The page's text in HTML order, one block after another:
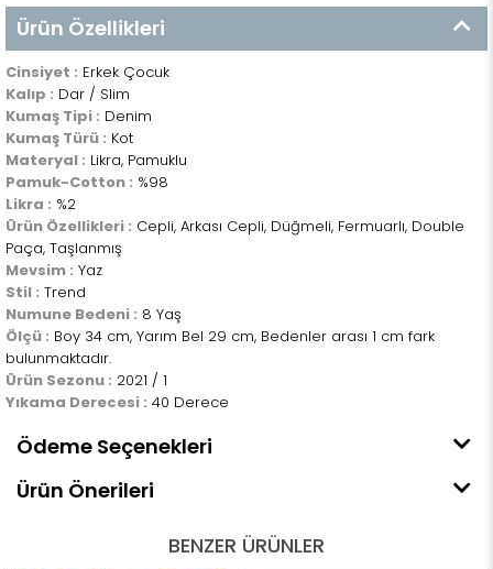
Ürün Özellikleri
Cinsiyet : Erkek Çocuk
Kalıp : Dar / Slim
Kumaş Tipi : Denim
Kumaş Türü : Kot
Materyal : Likra, Pamuklu
Pamuk-Cotton : %98
Likra : %2
Ürün Özellikleri : Cepli, Arkası Cepli, Düğmeli, Fermuarlı, Double
Paça, Taşlanmış
Mevsim : Yaz
Stil : Trend
Numune Bedeni : 8 Yaş
Ölçü : Boy 34 cm, Yarım Bel 29 cm, Bedenler arası 1 cm fark
bulunmaktadır.
Ürün Sezonu : 2021 / 1
Yıkama Derecesi : 40 Derece
Ödeme Seçenekleri
Ürün Önerileri
BENZER ÜRÜNLER